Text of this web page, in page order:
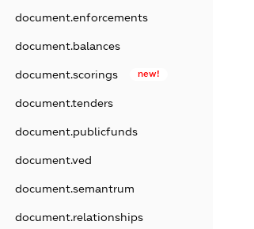
document.enforcements
document.balances
document.scorings new!
document.tenders
document.publicfunds
document.ved
document.semantrum
document.relationships